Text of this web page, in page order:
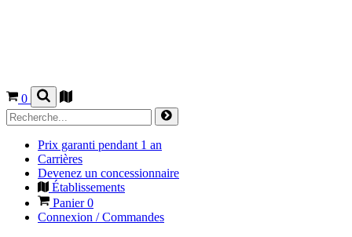
0
Prix garanti pendant 1 an
Carrières
Devenez un concessionnaire
Établissements
Panier0
Connexion / Commandes